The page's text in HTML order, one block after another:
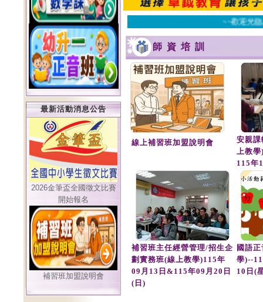
最新活動消息公告
2026金筆盃全國徵文比賽
開始報名
補習班加盟說明會
~~歡迎光臨
師資培訓
線上補習班加盟說明會
安親
上教
115年
補習班主任經營管理/招生企
劃實務班(線上教學)115年
09月13日&115年09月20日
(日)
國語
學)--
10日(